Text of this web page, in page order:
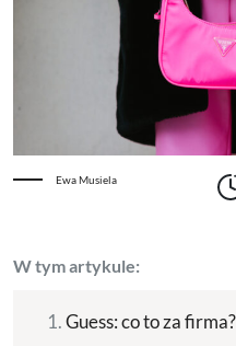
Ewa Musiela
W tym artykule:
Guess: co to za